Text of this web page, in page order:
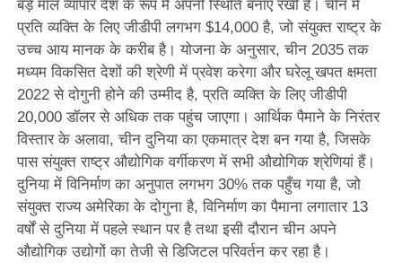
बड़े माल व्यापार देश के रूप में अपनी स्थिति बनाए रखी है। चीन में
प्रति व्यक्ति के लिए जीडीपी लगभग $14,000 है, जो संयुक्त राष्ट्र के
उच्च आय मानक के करीब है। योजना के अनुसार, चीन 2035 तक
मध्यम विकसित देशों की श्रेणी में प्रवेश करेगा और घरेलू खपत क्षमता
2022 से दोगुनी होने की उम्मीद है, प्रति व्यक्ति के लिए जीडीपी
20,000 डॉलर से अधिक तक पहुंच जाएगा। आर्थिक पैमाने के निरंतर
विस्तार के अलावा, चीन दुनिया का एकमात्र देश बन गया है, जिसके
पास संयुक्त राष्ट्र औद्योगिक वर्गीकरण में सभी औद्योगिक श्रेणियां हैं।
दुनिया में विनिर्माण का अनुपात लगभग 30% तक पहुँच गया है, जो
संयुक्त राज्य अमेरिका के दोगुना है, विनिर्माण का पैमाना लगातार 13
वर्षों से दुनिया में पहले स्थान पर है तथा इसी दौरान चीन अपने
औद्योगिक उद्योगों का तेजी से डिजिटल परिवर्तन कर रहा है।